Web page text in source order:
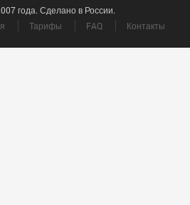
года. Сделано в России.
Тарифы FAQ Контакты